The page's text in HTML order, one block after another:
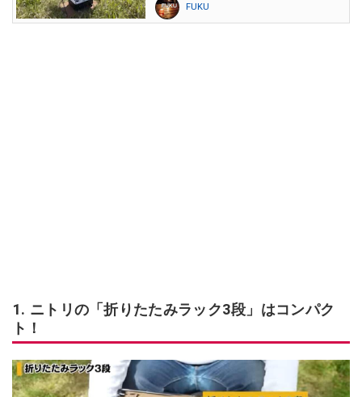
FUKU
1. ニトリの「折りたたみラック3段」はコンパク
ト！